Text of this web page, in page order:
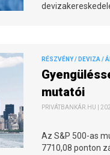
RÉSZVÉNY / DEVIZA /
mutatói
PRIVÁTBANKÁR.HU |
Az S&P 500-as
7710,08 ponton